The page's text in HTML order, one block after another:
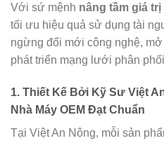
Với sứ mệnh nâng tầm giá
tối ưu hiệu quả sử dụng tài
ngừng đổi mới công nghệ,
phát triển mạng lưới phân
1. Thiết Kế Bởi Kỹ Sư Việt
Nhà Máy OEM Đạt Chuẩn
Tại Việt An Nông, mỗi sản